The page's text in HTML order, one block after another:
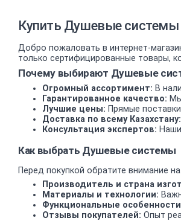
Купить Душевые системы
Добро пожаловать в интернет-
только сертифицированные товары,
Почему выбирают Душевые
Огромный ассортимент: В
Гарантированное качество:
Лучшие цены: Прямые
Доставка по всему Казахстану:
Консультация экспертов:
Как выбрать Душевые системы
Перед покупкой обратите внимание
Производитель и страна
Материалы и технологии:
Функциональные
Отзывы покупателей: Опыт